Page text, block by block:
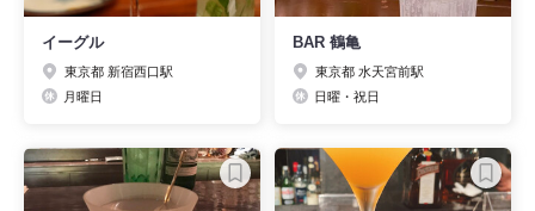
イーグル
東京都 新宿西口駅
月曜日
BAR 鶴亀
東京都 水天宮前駅
日曜・祝日